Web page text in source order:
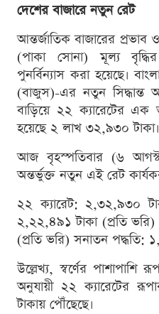
দেশের বাজারে নতুন রেট
আন্তর্জাতিক বাজারের প্রভাব ও
(পাকা সোনা) মূল্য
পুনর্বিন্যাস করা হয়েছে।
(বাজুস)-এর নতুন সিদ্ধান্ত
বাড়িয়ে ২২ ক্যারেটের এক
হয়েছে ২ লাখ ৩২,৯৩০ টাকা।
আজ বৃহস্পতিবার (৬
অন্তর্ভুক্ত নতুন এই রেট
২২ ক্যারেট: ২,৩২,৯৩০
২,২২,৪৯১ টাকা (প্রতি
(প্রতি ভরি) সনাতন পদ্ধতি:
উল্লেখ্য, স্বর্ণের
অনুযায়ী ২২ ক্যারেটের
টাকায় পৌঁছেছে।